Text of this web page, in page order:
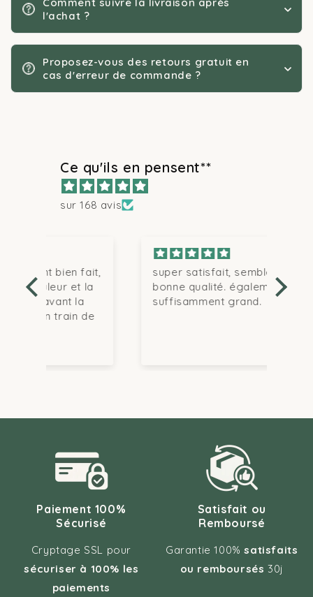
l'achat ?
Proposez-vous des retours gratuit en
cas d'erreur de commande ?
Ce qu'ils en pensent**
sur 168 avis
super satisfait, semble de
bonne qualité. également
suffisamment grand.
Paiement 100%
Sécurisé
Cryptage SSL pour
sécuriser à 100% les
paiements
Satisfait ou
Remboursé
Garantie 100%satisfaits
ou remboursés 30j